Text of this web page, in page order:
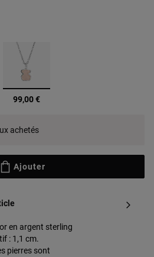
sélectionné
99,00 €
achetés
Ajouter
en argent sterling
: 1,1 cm.
pierres sont